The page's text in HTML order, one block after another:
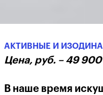
АКТИВНЫЕ И
Цена, руб. – 49 900
В наше время